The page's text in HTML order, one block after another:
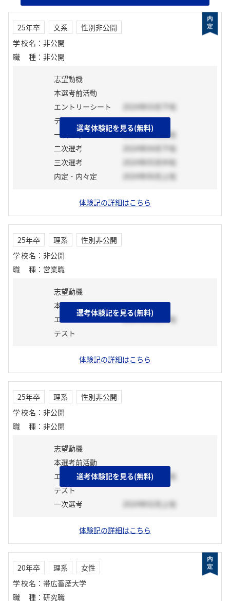
25年卒 文系
性別非公開
学校名 ： 非公開
職種 ： 非公開
志望動機
本選考前活動
エントリーシート
2024年03月下旬
テスト
一次選考
2024年04月上旬
二次選考
2024年04月下旬
三次選考
2024年05月中旬
内定・内々定
2024年06月上旬
体験記の詳細はこちら
選考体験記を見る(無料)
25年卒 理系
性別非公開
学校名 ： 非公開
職種 ： 営業職
志望動機
本選考前活動
エントリーシート
2024年01月中旬
テスト
体験記の詳細はこちら
選考体験記を見る(無料)
25年卒 理系
性別非公開
学校名 ： 非公開
職種 ： 非公開
志望動機
本選考前活動
エントリーシート
2024年02月上旬
テスト
一次選考
2024年02月上旬
体験記の詳細はこちら
選考体験記を見る(無料)
20年卒 理系
女性
学校名 ： 帯広畜産大学
職種 ： 研究職